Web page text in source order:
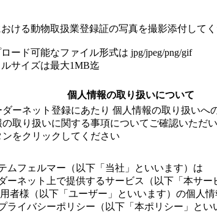
ける動物取扱業登録証の写真を撮影添付して
ード可能なファイル形式は jpg/jpeg/png/gif
サイズは最大1MB迄
個人情報の取り扱いについて
ダーネット登録にあたり 個人情報の取り扱いへ
取り扱いに関する事項についてご確認いただ
をクリックしてください
ムフェルマー（以下「当社」といいます）は
ーネット上で提供するサービス（以下「本サー
者様（以下「ユーザー」といいます）の個人
ライバシーポリシー（以下「本ポリシー」とい